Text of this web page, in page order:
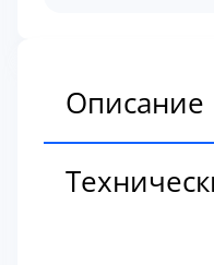
Описание